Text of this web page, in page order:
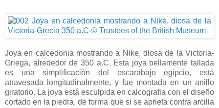
Joya en calcedonia mostrando a Nike, diosa de la Victoria-
Griega, alrededor de 350 a.C. Esta joya bellamente tallada
es una simplificación del escarabajo egipcio, está
atravesada longitudinalmente, y fue montada en un anillo
giratorio. La joya está esculpida en calcografia con el diseño
cortado en la piedra, de forma que si se aprieta contra arcilla